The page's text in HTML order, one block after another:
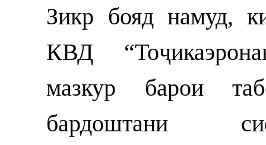
Зикр бояд намуд,
КВД
мазкур барои
бардоштани